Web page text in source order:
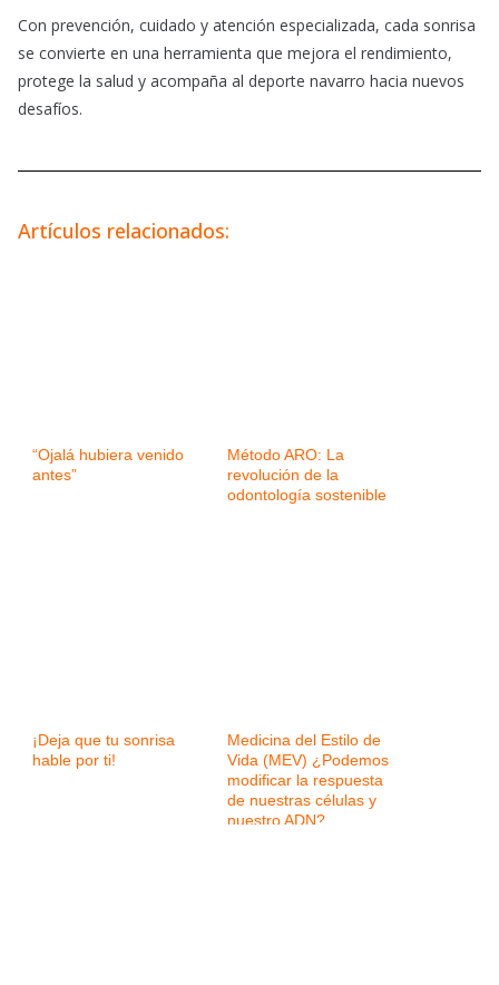
Con prevención, cuidado y atención especializada, cada sonrisa
se convierte en una herramienta que mejora el rendimiento,
protege la salud y acompaña al deporte navarro hacia nuevos
desafíos.
Artículos relacionados:
“Ojalá hubiera venido
antes”
Método ARO: La
revolución de la
odontología sostenible
¡Deja que tu sonrisa
hable por ti!
Medicina del Estilo de
Vida (MEV) ¿Podemos
modificar la respuesta
de nuestras células y
nuestro ADN?